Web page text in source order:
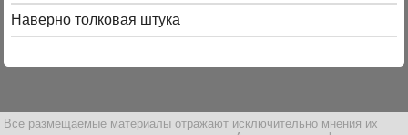
Наверно толковая штука
Все размещаемые материалы отражают исключительно мнения их